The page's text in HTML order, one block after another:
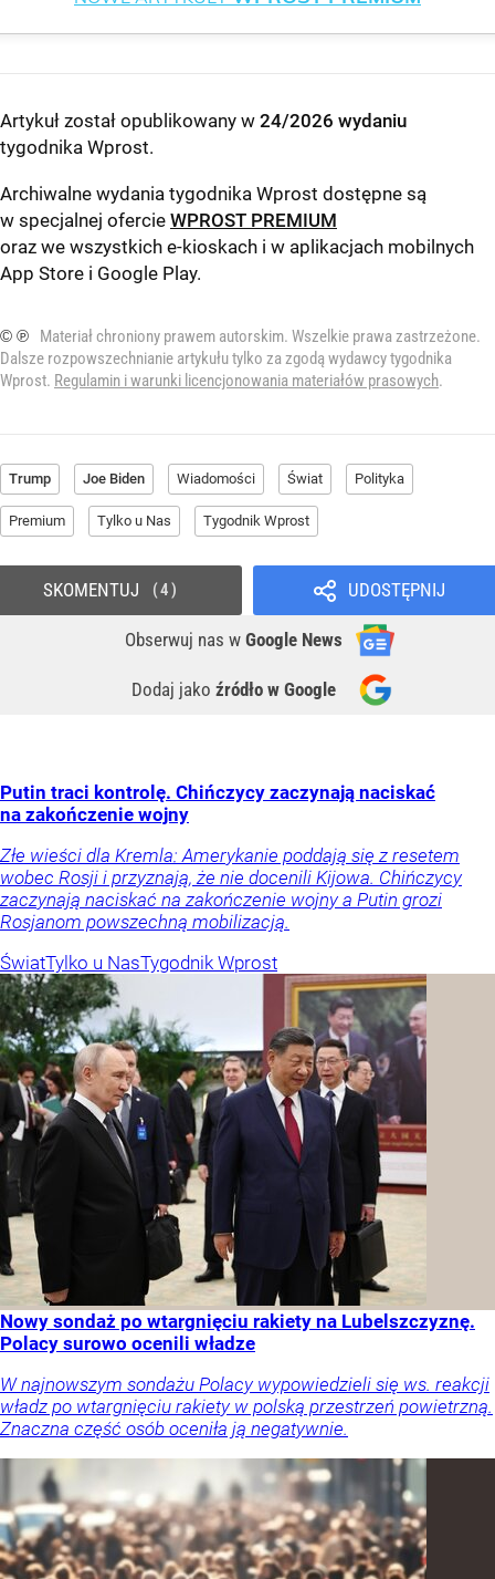
Artykuł został opublikowany w 24/2026 wydaniu
tygodnika Wprost.
Archiwalne wydania tygodnika Wprost dostępne są
w specjalnej ofercie WPROST PREMIUM
oraz we wszystkich e-kioskach i w aplikacjach mobilnych
App Store i Google Play.
© ℗
Materiał chroniony prawem autorskim. Wszelkie prawa zastrzeżone.
Dalsze rozpowszechnianie artykułu tylko za zgodą wydawcy tygodnika
Wprost. Regulamin i warunki licencjonowania materiałów prasowych.
Trump Joe Biden Wiadomości Świat Polityka
Premium Tylko u Nas Tygodnik Wprost
UDOSTĘPNIJ
Obserwuj nas w Google News
Dodaj jako źródło w Google
SKOMENTUJ 4
Putin traci kontrolę. Chińczycy zaczynają naciskać
na zakończenie wojny
Złe wieści dla Kremla: Amerykanie poddają się z resetem
wobec Rosji i przyznają, że nie docenili Kijowa. Chińczycy
zaczynają naciskać na zakończenie wojny a Putin grozi
Rosjanom powszechną mobilizacją.
ŚwiatTylko u NasTygodnik Wprost
Nowy sondaż po wtargnięciu rakiety na Lubelszczyznę.
Polacy surowo ocenili władze
W najnowszym sondażu Polacy wypowiedzieli się ws. reakcji
władz po wtargnięciu rakiety w polską przestrzeń powietrzną.
Znaczna część osób oceniła ją negatywnie.